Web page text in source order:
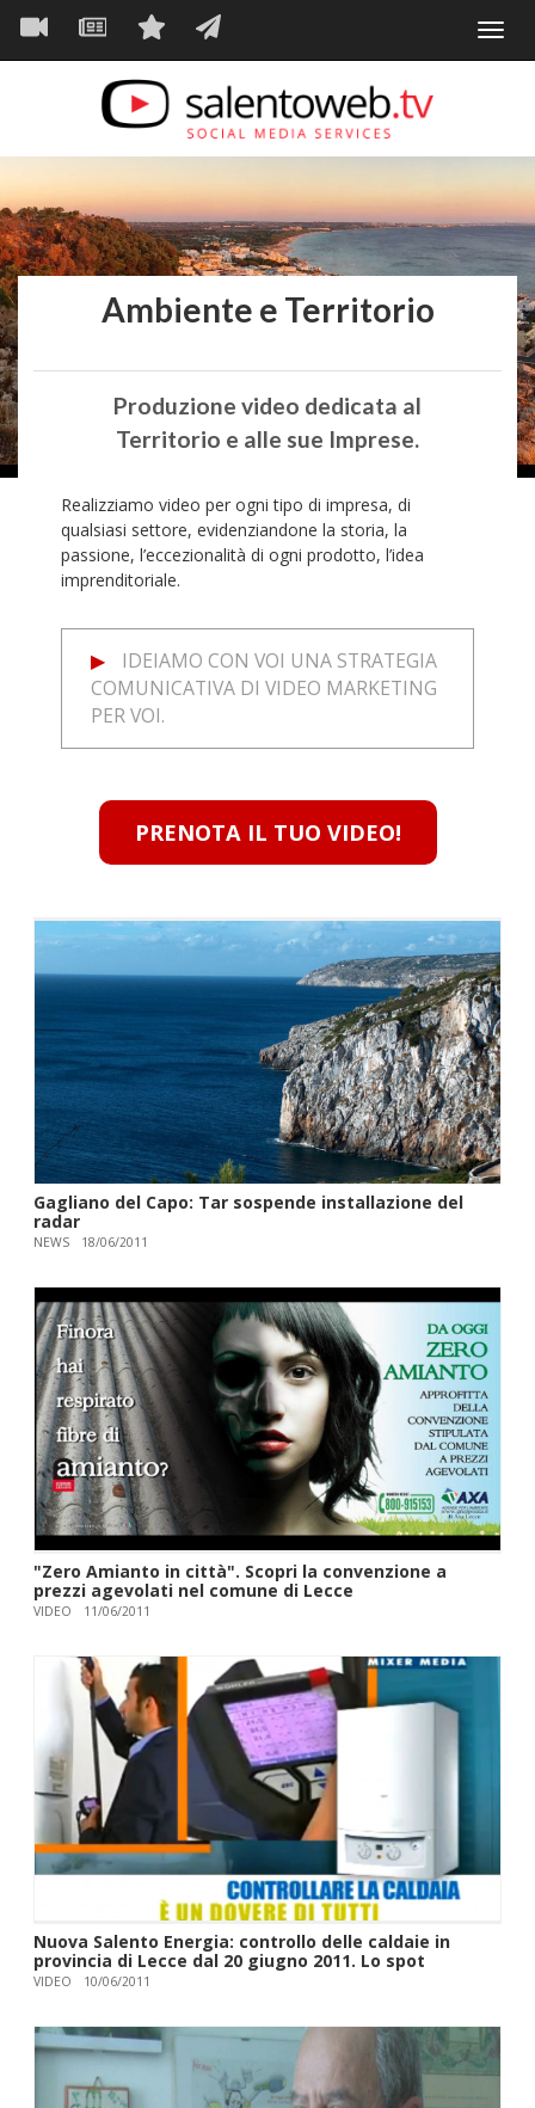
Salta
contenuto
Navigazione
principale
Ambiente e Territorio
Produzione video dedicata al
Territorio e alle sue Imprese.
Realizziamo video per ogni tipo di impresa, di
qualsiasi settore, evidenziandone la storia, la
passione, l’eccezionalità di ogni prodotto, l’idea
imprenditoriale.
IDEIAMO CON VOI UNA STRATEGIA
COMUNICATIVA DI VIDEO MARKETING
PER VOI.
PRENOTA IL TUO VIDEO!
Gagliano del Capo: Tar sospende installazione del
radar
NEWS 18/06/2011
"Zero Amianto in città". Scopri la convenzione a
prezzi agevolati nel comune di Lecce
VIDEO 11/06/2011
Nuova Salento Energia: controllo delle caldaie in
provincia di Lecce dal 20 giugno 2011. Lo spot
VIDEO 10/06/2011